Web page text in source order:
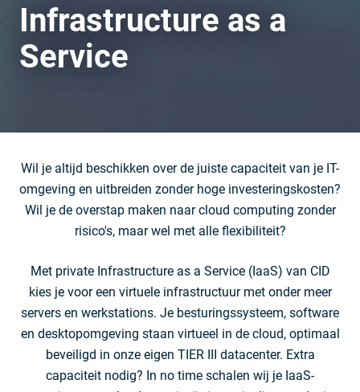
Infrastructure as a
Service
Wil je altijd beschikken over de juiste capaciteit van je IT-
omgeving en uitbreiden zonder hoge investeringskosten?
Wil je de overstap maken naar cloud computing zonder
risico's, maar wel met alle flexibiliteit?
Met private Infrastructure as a Service (IaaS) van CID
kies je voor een virtuele infrastructuur met onder meer
servers en werkstations. Je besturingssysteem, software
en desktopomgeving staan virtueel in de cloud, optimaal
beveiligd in onze eigen TIER III datacenter. Extra
capaciteit nodig? In no time schalen wij je IaaS-